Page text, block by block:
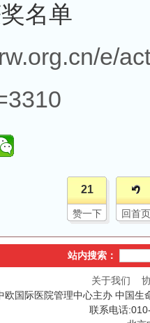
名单
e/
21
赞一下 回首页
站内搜索：
关于我们
欧国际医院管理中心主办 中国生
联系电话